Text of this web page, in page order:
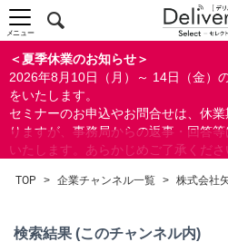
＜夏季休業のお知らせ＞
2026年8月10日（月）～ 14日（金）
をいたします。
セミナーのお申込やお問合せは、休
りますが、事務局からの返事・回答
いたします。あらかじめご了承くださ
ができます。
メニュー
TOP > 企業チャンネル一覧 > 株式会社
検索結果 (このチャンネル内)